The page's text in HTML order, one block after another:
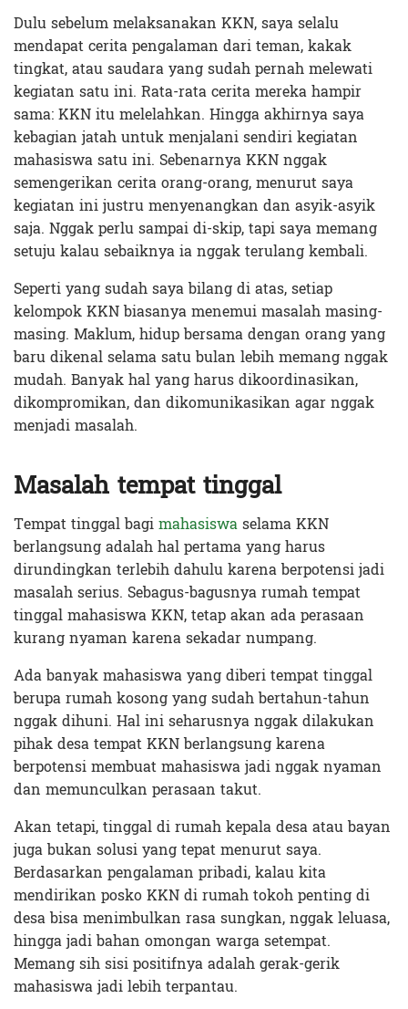
Dulu sebelum melaksanakan KKN, saya selalu
mendapat cerita pengalaman dari teman, kakak
tingkat, atau saudara yang sudah pernah melewati
kegiatan satu ini. Rata-rata cerita mereka hampir
sama: KKN itu melelahkan. Hingga akhirnya saya
kebagian jatah untuk menjalani sendiri kegiatan
mahasiswa satu ini. Sebenarnya KKN nggak
semengerikan cerita orang-orang, menurut saya
kegiatan ini justru menyenangkan dan asyik-asyik
saja. Nggak perlu sampai di-skip, tapi saya memang
setuju kalau sebaiknya ia nggak terulang kembali.
Seperti yang sudah saya bilang di atas, setiap
kelompok KKN biasanya menemui masalah masing-
masing. Maklum, hidup bersama dengan orang yang
baru dikenal selama satu bulan lebih memang nggak
mudah. Banyak hal yang harus dikoordinasikan,
dikompromikan, dan dikomunikasikan agar nggak
menjadi masalah.
Masalah tempat tinggal
Tempat tinggal bagimahasiswaselama KKN
berlangsung adalah hal pertama yang harus
dirundingkan terlebih dahulu karena berpotensi jadi
masalah serius. Sebagus-bagusnya rumah tempat
tinggal mahasiswa KKN, tetap akan ada perasaan
kurang nyaman karena sekadar numpang.
Ada banyak mahasiswa yang diberi tempat tinggal
berupa rumah kosong yang sudah bertahun-tahun
nggak dihuni. Hal ini seharusnya nggak dilakukan
pihak desa tempat KKN berlangsung karena
berpotensi membuat mahasiswa jadi nggak nyaman
dan memunculkan perasaan takut.
Akan tetapi, tinggal di rumah kepala desa atau bayan
juga bukan solusi yang tepat menurut saya.
Berdasarkan pengalaman pribadi, kalau kita
mendirikan posko KKN di rumah tokoh penting di
desa bisa menimbulkan rasa sungkan, nggak leluasa,
hingga jadi bahan omongan warga setempat.
Memang sih sisi positifnya adalah gerak-gerik
mahasiswa jadi lebih terpantau.